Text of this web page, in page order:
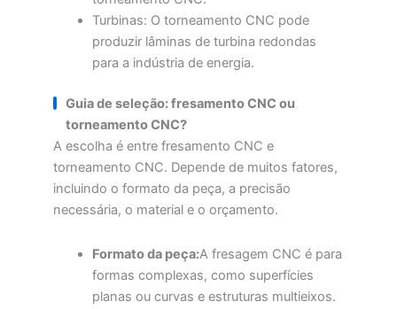
Turbinas: O torneamento CNC pode
produzir lâminas de turbina redondas
para a indústria de energia.
Guia de seleção: fresamento CNC ou
torneamento CNC?
A escolha é entre fresamento CNC e
torneamento CNC. Depende de muitos fatores,
incluindo o formato da peça, a precisão
necessária, o material e o orçamento.
Formato da peça:A fresagem CNC é para
formas complexas, como superfícies
planas ou curvas e estruturas multieixos.